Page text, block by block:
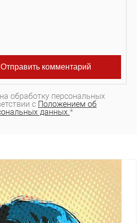
обработку персональных
с Положением об
данных. *